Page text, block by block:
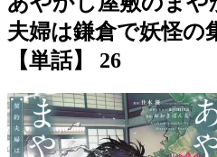
夫婦は鎌倉で妖怪の
【単話】 26